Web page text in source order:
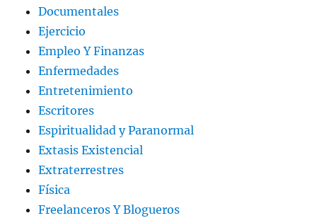
Documentales
Ejercicio
Empleo Y Finanzas
Enfermedades
Entretenimiento
Escritores
Espiritualidad y Paranormal
Extasis Existencial
Extraterrestres
Física
Freelanceros Y Blogueros